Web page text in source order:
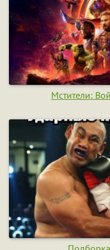
Мстители: